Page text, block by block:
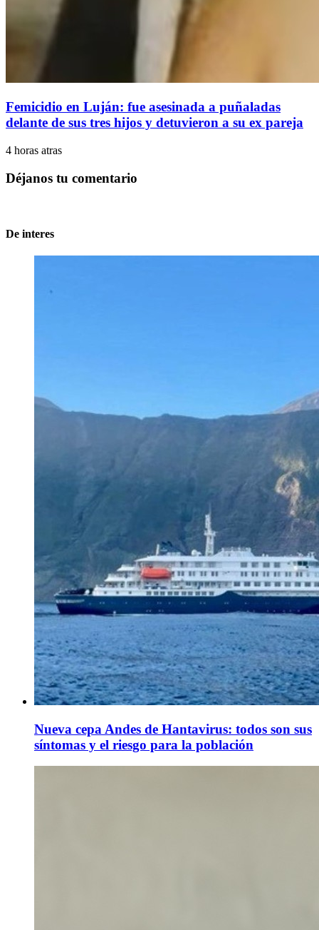
Femicidio en Luján: fue asesinada a puñaladas
delante de sus tres hijos y detuvieron a su ex pareja
4 horas atras
Déjanos tu comentario
De interes
Nueva cepa Andes de Hantavirus: todos son sus
síntomas y el riesgo para la población